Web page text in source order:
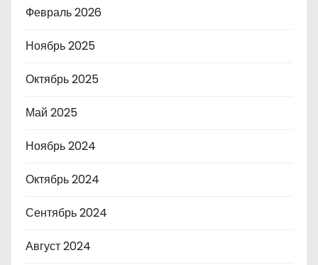
Февраль 2026
Ноябрь 2025
Октябрь 2025
Май 2025
Ноябрь 2024
Октябрь 2024
Сентябрь 2024
Август 2024